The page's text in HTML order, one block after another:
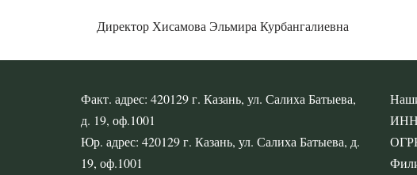
Директор Хисамова Эльмира Курбангалиевна
Факт. адрес: 420129 г. Казань, ул. Салиха Батыева,
д. 19, оф.1001
Юр. адрес: 420129 г. Казань, ул. Салиха Батыева, д.
19, оф.1001
ИНН